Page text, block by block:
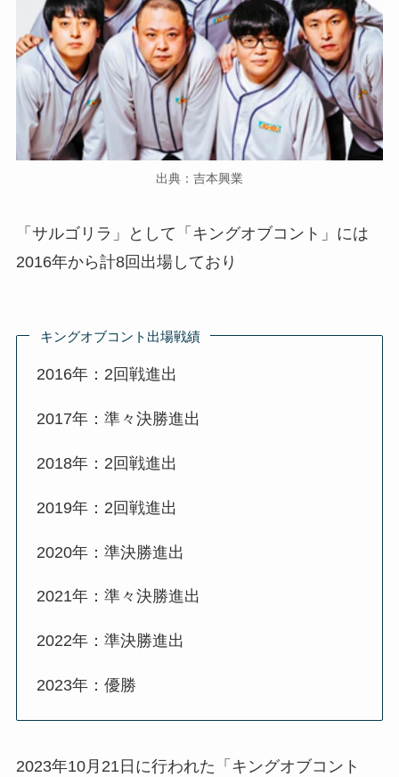
出典：吉本興業
「サルゴリラ」として「キングオブコント」には
2016年から計8回出場しており
キングオブコント出場戦績
2016年：2回戦進出
2017年：準々決勝進出
2018年：2回戦進出
2019年：2回戦進出
2020年：準決勝進出
2021年：準々決勝進出
2022年：準決勝進出
2023年：優勝
2023年10月21日に行われた「キングオブコント